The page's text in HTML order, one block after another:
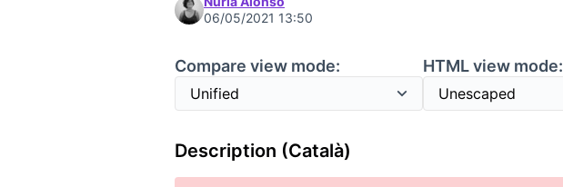
06/05/2021 13:50
Compare view mode:
HTML view mode:
Description (Català)